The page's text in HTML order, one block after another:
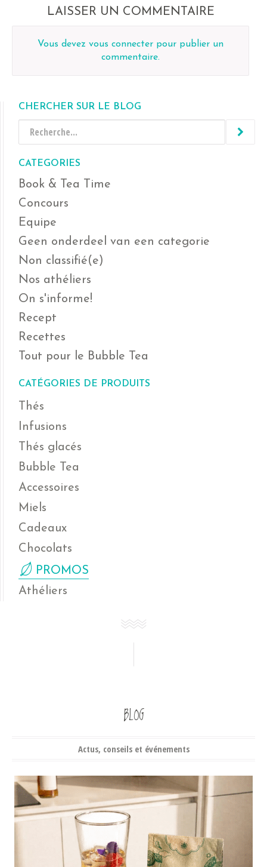
LAISSER UN COMMENTAIRE
Vous devez vous connecter pour publier un
commentaire.
CHERCHER SUR LE BLOG
CATEGORIES
Book & Tea Time
Concours
Equipe
Geen onderdeel van een categorie
Non classifié(e)
Nos athéliers
On s'informe!
Recept
Recettes
Tout pour le Bubble Tea
CATÉGORIES DE PRODUITS
Thés
Infusions
Thés glacés
Bubble Tea
Accessoires
Miels
Cadeaux
Chocolats
PROMOS
Athéliers
BLOG
Actus, conseils et événements